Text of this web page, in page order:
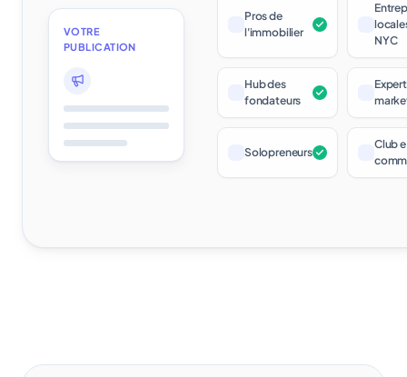
VOTRE
PUBLICATION
Pros de
l'immobilier
NYC
Hub des
fondateurs
Solopreneurs
Club